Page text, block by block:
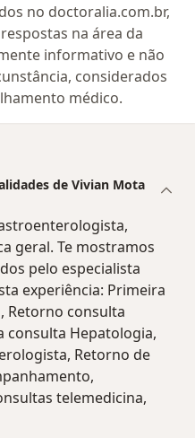
no doctoralia.com.br,
na área da
informativo e não
considerados
médico.
de Vivian Mota
geral. Te mostramos
pelo especialista
experiência: Primeira
Retorno consulta
consulta Hepatologia,
Retorno de
telemedicina,